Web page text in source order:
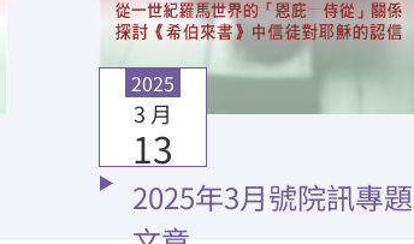
2025
3 月
13
2025年3月號院訊專題